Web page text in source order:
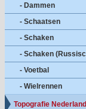
- Dammen
- Schaatsen
- Schaken
- Schaken
- Voetbal
- Wielrennen
Topografie Nederland